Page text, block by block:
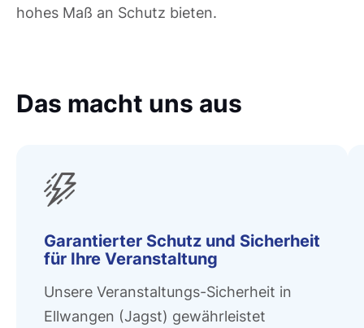
hohes Maß an Schutz bieten.
Das macht uns aus
Garantierter Schutz und Sicherheit
für Ihre Veranstaltung
Unsere Veranstaltungs-Sicherheit in
Ellwangen (Jagst) gewährleistet